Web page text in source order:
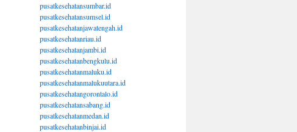
pusatkesehatansumbar.id
pusatkesehatansumsel.id
pusatkesehatanjawatengah.id
pusatkesehatanriau.id
pusatkesehatanjambi.id
pusatkesehatanbengkulu.id
pusatkesehatanmaluku.id
pusatkesehatanmalukuutara.id
pusatkesehatangorontalo.id
pusatkesehatansabang.id
pusatkesehatanmedan.id
pusatkesehatanbinjai.id